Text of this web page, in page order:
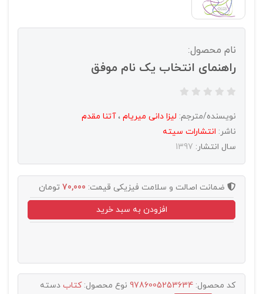
نام محصول:
راهنمای انتخاب یک نام موفق
نویسنده/مترجم: لیزا دانی میریام ،آتنا مقدم
ناشر: انتشارات سيته
سال انتشار: 1397
ضمانت اصالت و سلامت فیزیکی قیمت: 70,000 تومان
افزودن به سبد خرید
کد محصول: 9786005253634 نوع محصول:کتاب دسته